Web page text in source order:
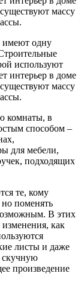
массу
имеют одну
используют
интерьер в доме
массу
комнаты, в
способом –
для мебели,
подходящих
те, кому
но поменять
В этих
как
листы и даже
скучную
произведение